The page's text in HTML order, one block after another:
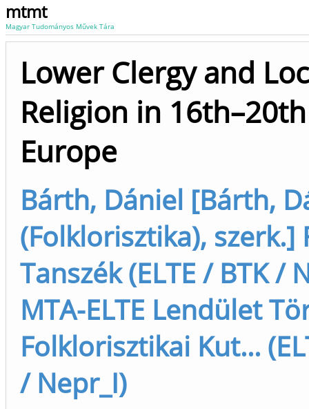
mtmt
Magyar Tudományos Művek Tára
Lower Clergy and
Religion in
Europe
Bárth, Dániel [Bárth,
(Folklorisztika), szerk.]
Tanszék (ELTE / BTK /
MTA-ELTE Lendület
Folklorisztikai Kut...
/ Nepr_I)